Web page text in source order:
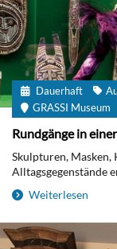
Dauerhaft
GRASSI Museum
Rundgänge in
Skulpturen, Masken,
Alltagsgegenstände
Weiterlesen